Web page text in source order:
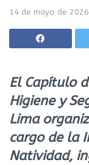
14 de mayo de 2026
El Capítulo
Higiene y
Lima
cargo de la
Natividad,